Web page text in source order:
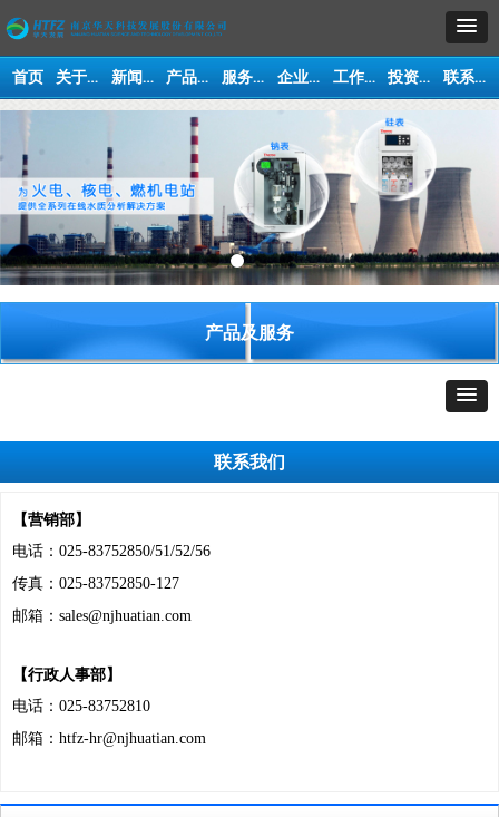
首页 关于我们 新闻动态 产品及服务 服务与支持 企业文化 工作机会 投资人交流平台 联系我们
产品及服务
企业文化
联系我们
【营销部】
电话： 025-83752850/51/52/56
传真： 025-83752850-127
邮箱： sales@njhuatian.com
【行政人事部】
电话： 025-83752810
邮箱： htfz-hr@njhuatian.com